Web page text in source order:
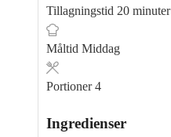
Tillagningstid 20minuter
minuter
Måltid Middag
Portioner4
Ingredienser